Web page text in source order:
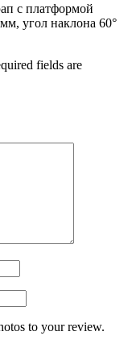
с платформой
угол наклона 60°
fields are
to your review.